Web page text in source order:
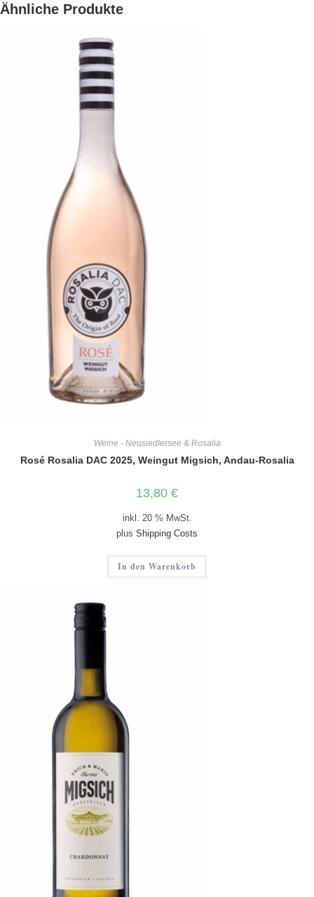
Ähnliche Produkte
Weine - Neusiedlersee & Rosalia
Rosé Rosalia DAC 2025, Weingut Migsich, Andau-Rosalia
13,80 €
inkl. 20 % MwSt.
plus Shipping Costs
In den Warenkorb